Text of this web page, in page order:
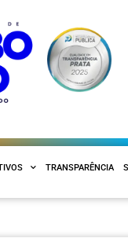
TRANSPARÊNCIA